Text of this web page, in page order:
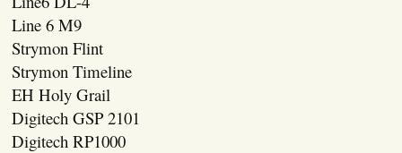
Line 6 M9
Strymon Flint
Strymon Timeline
EH Holy Grail
Digitech GSP 2101
Digitech RP1000